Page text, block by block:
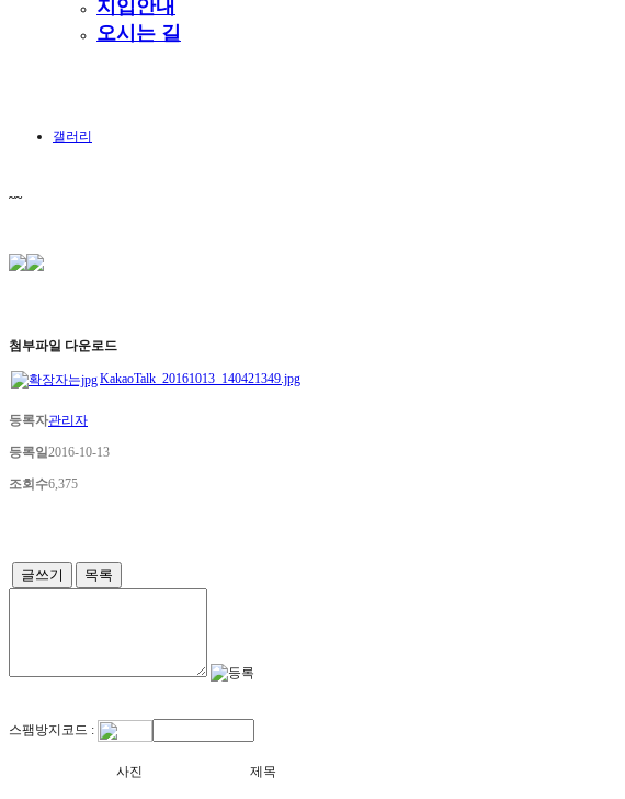
지입안내
오시는 길
갤러리
~~
첨부파일 다운로드
KakaoTalk_20161013_140421349.jpg
등록자관리자
등록일2016-10-13
조회수6,375
글쓰기 목록
스팸방지코드 :
사진 제목